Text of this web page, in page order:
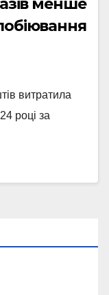
витратила
році за